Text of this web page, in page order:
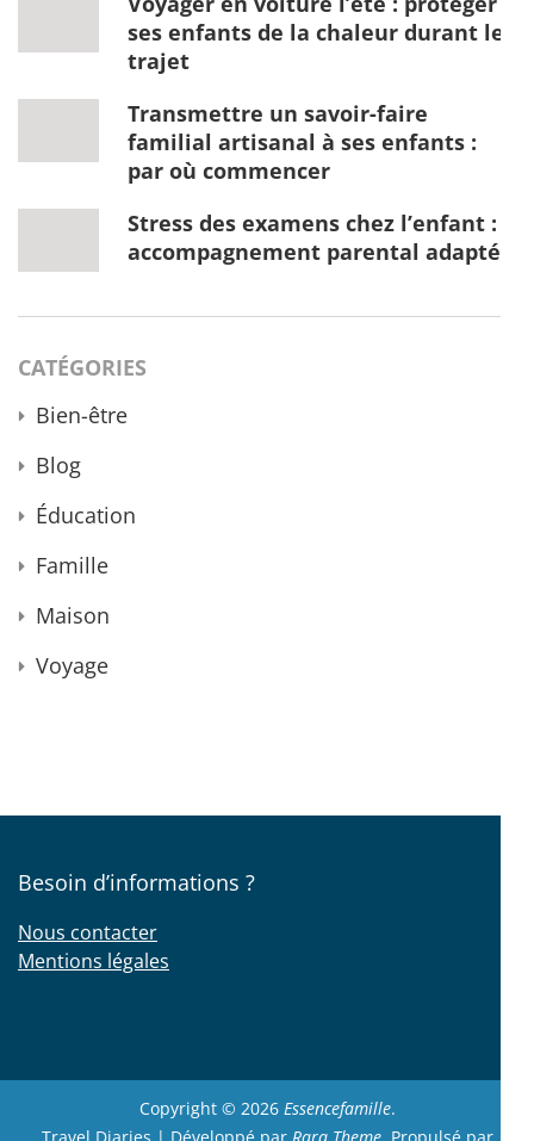
ses enfants de la chaleur durant le
trajet
Transmettre un savoir-faire
familial artisanal à ses enfants :
par où commencer
Stress des examens chez l’enfant :
accompagnement parental adapté
CATÉGORIES
Bien-être
Blog
Éducation
Famille
Maison
Voyage
Besoin d’informations ?
Nous contacter
Mentions légales
Copyright © 2026 Essencefamille.